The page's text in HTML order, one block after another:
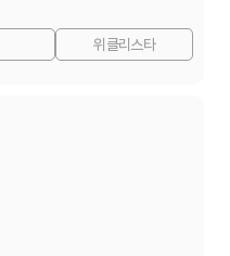
위클리스타